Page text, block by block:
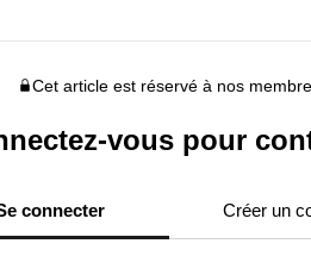
Cet article est réservé à nos
vous pour
connecter Créer un